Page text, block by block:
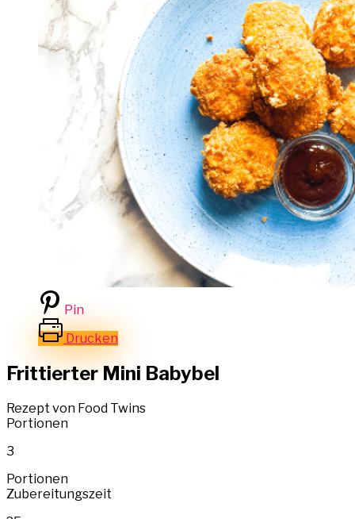
Pin
Drucken
Frittierter Mini Babybel
Rezept von Food Twins
Portionen
3
Portionen
Zubereitungszeit